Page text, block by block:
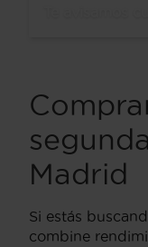
Madrid
Si estás
combine